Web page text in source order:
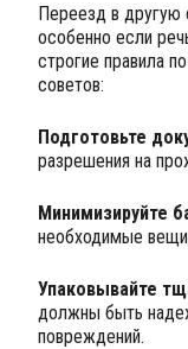
Переезд в другую
особенно если
строгие правила
советов:
Подготовьте
разрешения на
Минимизируйте
необходимые
Упаковывайте
должны быть
повреждений.